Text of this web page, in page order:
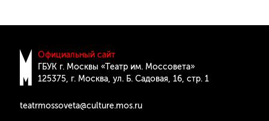
Официальный сайт
ГБУК г. Москвы «Театр им. Моссовета»
125375, г. Москва, ул. Б. Cадовая, 16, стр. 1
teatrmossoveta@culture.mos.ru